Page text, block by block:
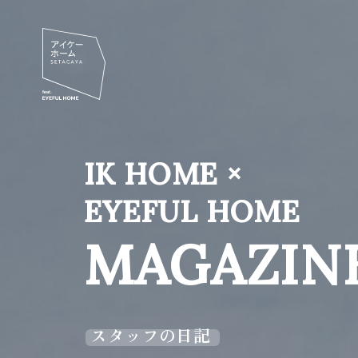
IK HOME ×
EYEFUL HOME
スタッフの日記